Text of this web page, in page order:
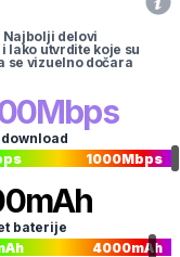
delovi
lako utvrdite koje su
se vizuelno dočara
Mbps
1000Mbps
mAh
baterije
4000mAh